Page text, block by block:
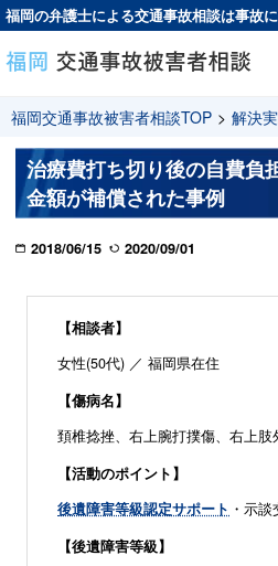
福岡の弁護士による交通事故相談は事故
福岡交通事故被害者相談TOP > 解決
治療費打ち切り後の自費負
金額が補償された事例
2018/06/15 2020/09/01
【相談者】
女性(50代) ／ 福岡県在住
【傷病名】
頚椎捻挫、右上腕打撲傷、右上
【活動のポイント】
後遺障害等級認定サポート ・示
【後遺障害等級】